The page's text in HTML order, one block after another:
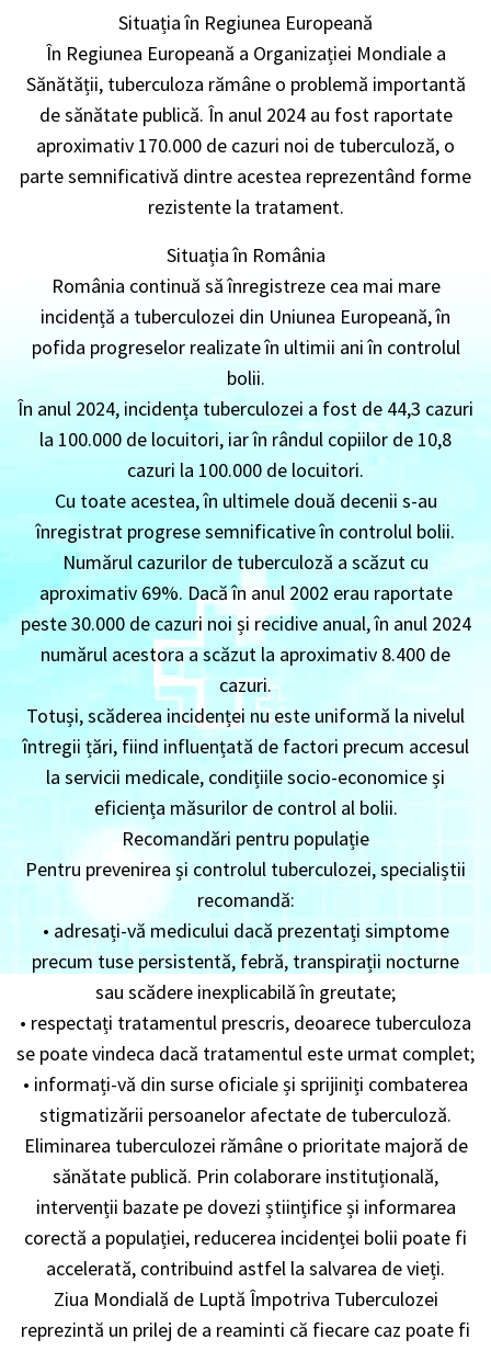
Situația în Regiunea Europeană
În Regiunea Europeană a Organizației Mondiale a
Sănătății, tuberculoza rămâne o problemă importantă
de sănătate publică. În anul 2024 au fost raportate
aproximativ 170.000 de cazuri noi de tuberculoză, o
parte semnificativă dintre acestea reprezentând forme
rezistente la tratament.
Situația în România
România continuă să înregistreze cea mai mare
incidență a tuberculozei din Uniunea Europeană, în
pofida progreselor realizate în ultimii ani în controlul
bolii.
În anul 2024, incidența tuberculozei a fost de 44,3 cazuri
la 100.000 de locuitori, iar în rândul copiilor de 10,8
cazuri la 100.000 de locuitori.
Cu toate acestea, în ultimele două decenii s-au
înregistrat progrese semnificative în controlul bolii.
Numărul cazurilor de tuberculoză a scăzut cu
aproximativ 69%. Dacă în anul 2002 erau raportate
peste 30.000 de cazuri noi și recidive anual, în anul 2024
numărul acestora a scăzut la aproximativ 8.400 de
cazuri.
Totuși, scăderea incidenței nu este uniformă la nivelul
întregii țări, fiind influențată de factori precum accesul
la servicii medicale, condițiile socio-economice și
eficiența măsurilor de control al bolii.
Recomandări pentru populație
Pentru prevenirea și controlul tuberculozei, specialiștii
recomandă:
• adresați-vă medicului dacă prezentați simptome
precum tuse persistentă, febră, transpirații nocturne
sau scădere inexplicabilă în greutate;
• respectați tratamentul prescris, deoarece tuberculoza
se poate vindeca dacă tratamentul este urmat complet;
• informați-vă din surse oficiale și sprijiniți combaterea
stigmatizării persoanelor afectate de tuberculoză.
Eliminarea tuberculozei rămâne o prioritate majoră de
sănătate publică. Prin colaborare instituțională,
intervenții bazate pe dovezi științifice și informarea
corectă a populației, reducerea incidenței bolii poate fi
accelerată, contribuind astfel la salvarea de vieți.
Ziua Mondială de Luptă Împotriva Tuberculozei
reprezintă un prilej de a reaminti că fiecare caz poate fi